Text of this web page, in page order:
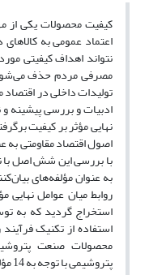
کیفیت محصولات یکی از
اعتماد عمومی به
نتواند اهداف کیفیتی
مصرفی مردم حذف
تولیدات داخلی در اقتصاد
اصول اقتصاد مقاومتی
به عنوان مؤلفه‌های
روابط میان عوامل نهایی
استخراج گردید که به
محصولات صنعت
پتروشیمی با توجه به 14 مؤلفه اقتصاد مقاومتی اولویت‌بندی شدند.